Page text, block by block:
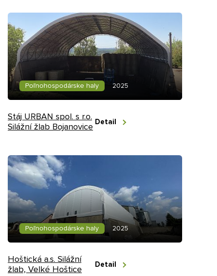
Poľnohospodárske haly 2025
Stáj URBAN spol. s r.o.
Silážní žlab Bojanovice Detail
Poľnohospodárske haly 2025
Hoštická a.s. Silážní
žlab, Velké Hoštice
Detail